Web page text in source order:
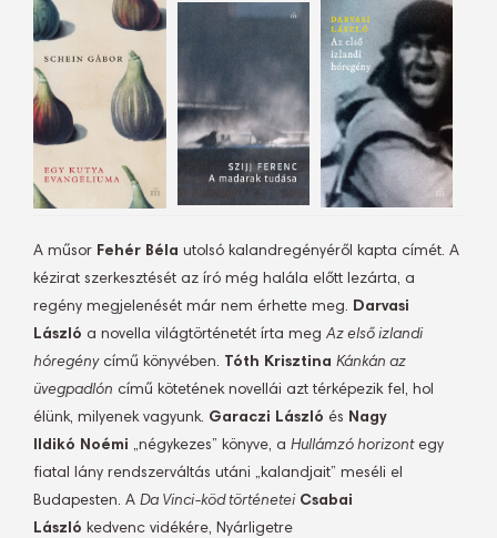
A műsor Fehér Béla utolsó kalandregényéről kapta címét. A
kézirat szerkesztését az író még halála előtt lezárta, a
regény megjelenését már nem érhette meg. Darvasi
László a novella világtörténetét írta meg Az első izlandi
hóregénycímű könyvében. Tóth Krisztina Kánkán az
üvegpadlón című kötetének novellái azt térképezik fel, hol
élünk, milyenek vagyunk. Garaczi László és Nagy
Ildikó Noémi „négykezes” könyve, a Hullámzó horizontegy
fiatal lány rendszerváltás utáni „kalandjait” meséli el
Budapesten. A Da Vinci-köd történetei Csabai
László kedvenc vidékére, Nyárligetre